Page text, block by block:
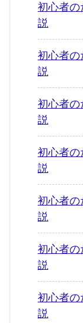
初心者
説
初心者
説
初心者
説
初心者
説
初心者
説
初心者
説
初心者
説